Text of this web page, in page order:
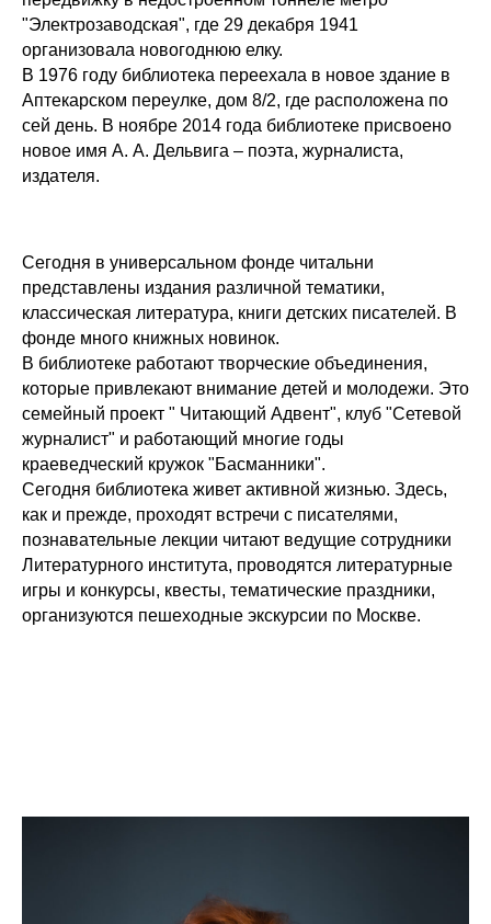
"Электрозаводская", где 29 декабря 1941
организовала новогоднюю елку.
В 1976 году библиотека переехала в новое здание в
Аптекарском переулке, дом 8/2, где расположена по
сей день. В ноябре 2014 года библиотеке присвоено
новое имя А. А. Дельвига – поэта, журналиста,
издателя.
Сегодня в универсальном фонде читальни
представлены издания различной тематики,
классическая литература, книги детских писателей. В
фонде много книжных новинок.
В библиотеке работают творческие объединения,
которые привлекают внимание детей и молодежи. Это
семейный проект " Читающий Адвент", клуб "Сетевой
журналист" и работающий многие годы
краеведческий кружок "Басманники".
Сегодня библиотека живет активной жизнью. Здесь,
как и прежде, проходят встречи с писателями,
познавательные лекции читают ведущие сотрудники
Литературного института, проводятся литературные
игры и конкурсы, квесты, тематические праздники,
организуются пешеходные экскурсии по Москве.